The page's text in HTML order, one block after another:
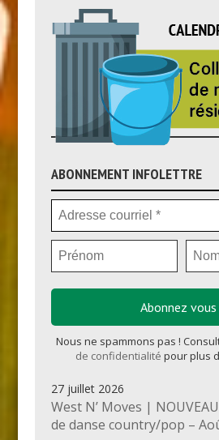
ABONNEMENT INFOLETTRE
Nous ne spammons pas !
de confidentialité pour plus
27 juillet 2026
West N’ Moves |
de danse country/pop –